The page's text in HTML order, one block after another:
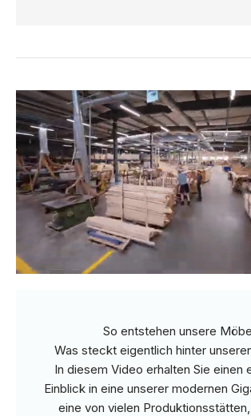
So entstehen unsere
Was steckt eigentlich hinter
In diesem Video erhalten Sie einen
Einblick in eine unserer modernen
eine von vielen